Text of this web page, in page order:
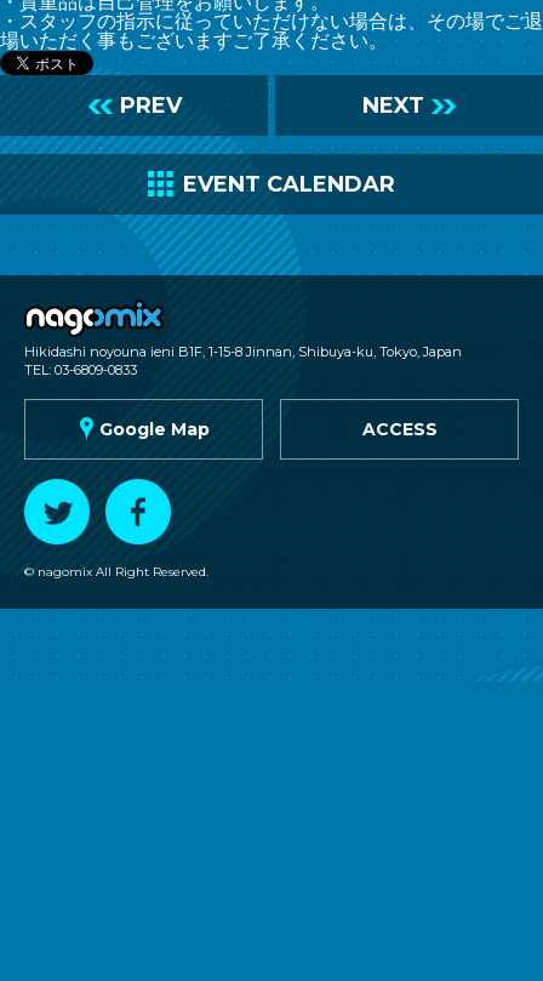
・スタッフの指示に従っていただけない場合は、その場でご退
場いただく事もございますご了承ください。
L PREV NEXT R
C EVENT CALENDAR
Hikidashi noyouna ieni B1F, 1-15-8 Jinnan, Shibuya-ku, Tokyo, Japan
TEL: 03-6809-0833
G Google Map ACCESS
T F
© nagomix All Right Reserved.